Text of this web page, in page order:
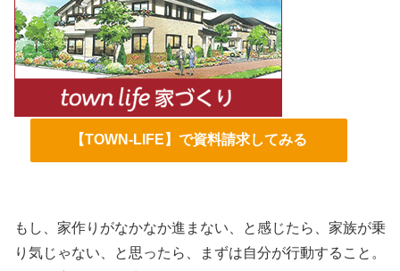
【TOWN-LIFE】で資料請求してみる
もし、家作りがなかなか進まない、と感じたら、家族が乗
り気じゃない、と思ったら、まずは自分が行動すること。